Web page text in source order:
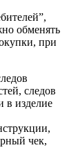
обменять
при
следов
в изделие
чек,